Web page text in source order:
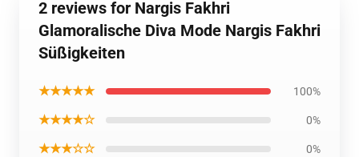
2 reviews for Nargis Fakhri
Glamoralische Diva Mode Nargis Fakhri
Süßigkeiten
★★★★★ 100%
★★★★☆ 0%
★★★☆☆ 0%